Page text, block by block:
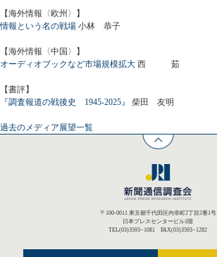
【海外情報〈欧州〉】
情報という名の戦場 小林 恭子
【海外情報〈中国〉】
オーディオブックなど市場規模拡大 西 茹
【書評】
『調査報道の戦後史 1945-2025』
柴田 友明
過去のメディア展望一覧
〒100-0011 東京都千代田区内幸町2丁目2番1号
日本プレスセンタービル1階
TEL(03)3593−1081 FAX(03)3593−1282